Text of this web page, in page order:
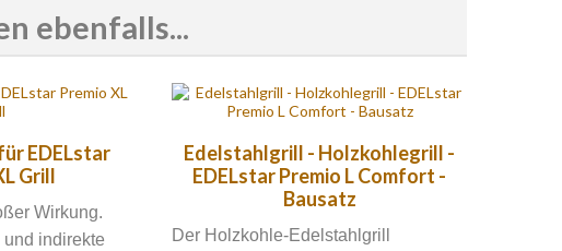
ebenfalls...
EDELstar
Grill
Wirkung.
indirekte
Edelstahlgrill - Holzkohlegrill -
EDELstar Premio L Comfort -
Bausatz
Der Holzkohle-Edelstahlgrill